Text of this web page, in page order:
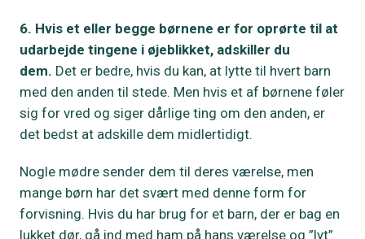
6. Hvis et eller begge børnene er for oprørte til at
udarbejde tingene i øjeblikket, adskiller du
dem. Det er bedre, hvis du kan, at lytte til hvert barn
med den anden til stede. Men hvis et af børnene føler
sig for vred og siger dårlige ting om den anden, er
det bedst at adskille dem midlertidigt.
Nogle mødre sender dem til deres værelse, men
mange børn har det svært med denne form for
forvisning. Hvis du har brug for et barn, der er bag en
lukket dør, gå ind med ham på hans værelse og ”lyt”